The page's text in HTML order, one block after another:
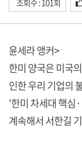
윤세라 앵커>
한미 양국은 미국
인한 우리 기업의
'한미 차세대 핵심
계속해서 서한길